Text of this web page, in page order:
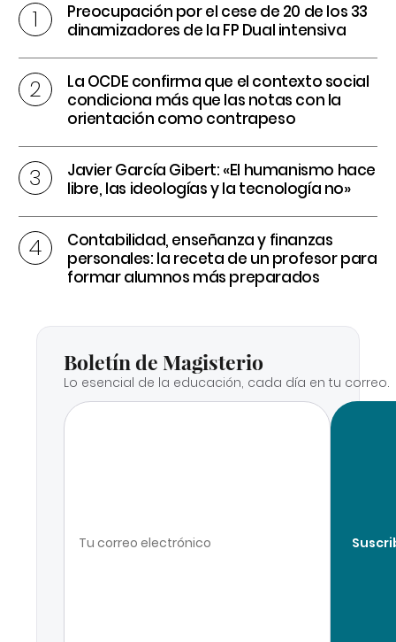
Preocupación por el cese de 20 de los 33
dinamizadores de la FP Dual intensiva
La OCDE confirma que el contexto social
condiciona más que las notas con la
orientación como contrapeso
Javier García Gibert: «El humanismo hace
libre, las ideologías y la tecnología no»
Contabilidad, enseñanza y finanzas
personales: la receta de un profesor para
formar alumnos más preparados
Boletín de Magisterio
Lo esencial de la educación, cada día en tu correo.